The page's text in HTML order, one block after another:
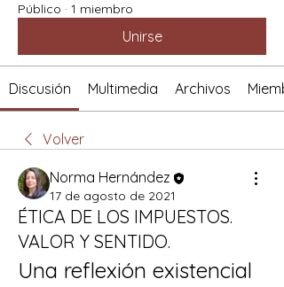
Público · 1 miembro
Unirse
Discusión Multimedia Archivos
Volver
Norma Hernández
17 de agosto de 2021
ÉTICA DE LOS IMPUESTOS.
VALOR Y SENTIDO.
Una reflexión existencial